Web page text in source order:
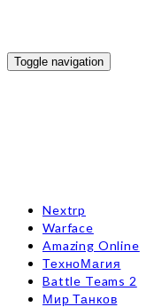
Toggle navigation
Nextrp
Warface
Amazing Online
ТехноМагия
Battle Teams 2
Мир Танков